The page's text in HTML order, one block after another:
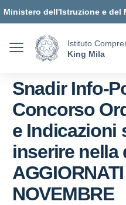
Vai ai contenuti
Vai al menu di navigazione
Vai al footer
Ministero dell'Istruzione e del
Istituto
King Mila
Snadir Info-
Concorso
e Indicazioni
inserire nella
NOVEMBRE